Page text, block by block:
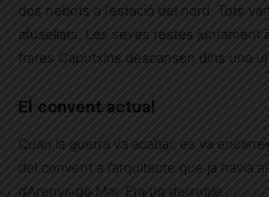
dos nebots a l’estació del nord. Tots
afusellats. Les seves restes juntament
frares Caputxins descansen dins una
El convent actual
Quan la guerra va acabar, es va
del convent a l’arquitecte que ja havia
d’Arenys de Mar. Era un deixeble